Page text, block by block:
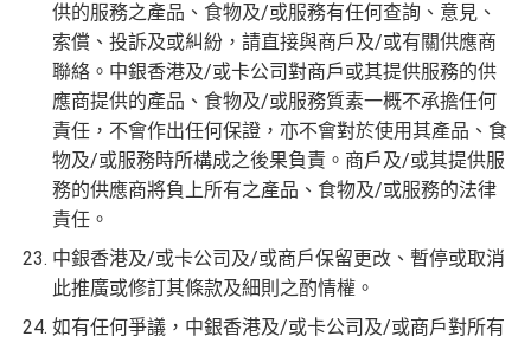
供的服務之產品、食物及/或服務有任何查詢、意見、
索償、投訴及或糾紛，請直接與商戶及/或有關供應商
聯絡。中銀香港及/或卡公司對商戶或其提供服務的供
應商提供的產品、食物及/或服務質素一概不承擔任何
責任，不會作出任何保證，亦不會對於使用其產品、食
物及/或服務時所構成之後果負責。商戶及/或其提供服
務的供應商將負上所有之產品、食物及/或服務的法律
責任。
中銀香港及/或卡公司及/或商戶保留更改、暫停或取消
此推廣或修訂其條款及細則之酌情權。
如有任何爭議，中銀香港及/或卡公司及/或商戶對所有